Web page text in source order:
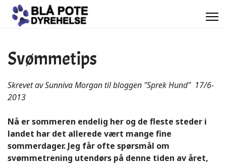
Svømmetips
Skrevet av Sunniva Morgan til bloggen "Sprek Hund" 17/6-
2013
Nå er sommeren endelig her og de fleste steder i
landet har det allerede vært mange fine
sommerdager. Jeg får ofte spørsmål om
svømmetrening utendørs på denne tiden av året,